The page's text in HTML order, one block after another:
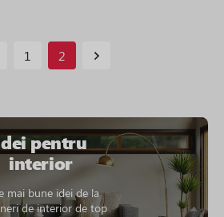
1 2
pentru
interior
mai bune idei de la
de interior de top